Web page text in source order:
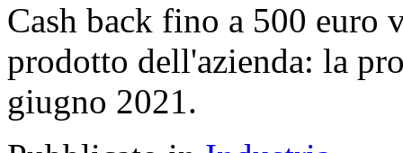
Cash back fino a 500 euro
prodotto dell'azienda: la
giugno 2021.